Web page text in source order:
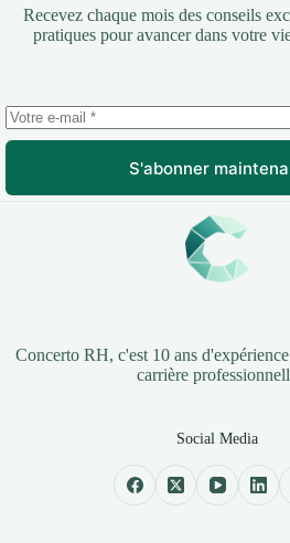
Recevez chaque mois des conseils
pratiques pour avancer dans votre
S'abonner
Concerto RH, c'est 10 ans
carrière
Social Media